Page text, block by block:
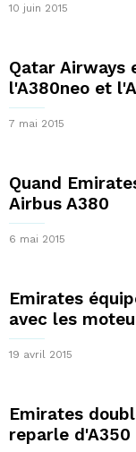
10 juin 2015
Qatar Airways
l'A380neo et
7 mai 2015
Quand
Airbus A380
6 mai 2015
Emirates
avec les
19 avril 2015
Emirates
reparle d'A350